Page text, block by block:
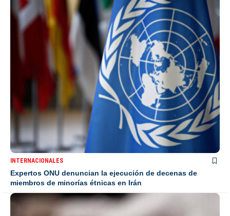
INTERNACIONALES
Expertos ONU denuncian la ejecución de decenas de
miembros de minorías étnicas en Irán